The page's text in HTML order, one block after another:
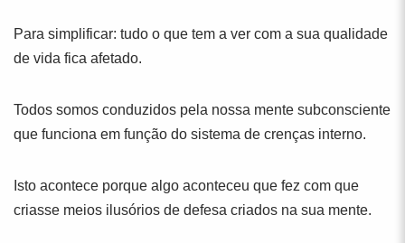
Para simplificar: tudo o que tem a ver com a sua qualidade
de vida fica afetado.
Todos somos conduzidos pela nossa mente subconsciente
que funciona em função do sistema de crenças interno.
Isto acontece porque algo aconteceu que fez com que
criasse meios ilusórios de defesa criados na sua mente.